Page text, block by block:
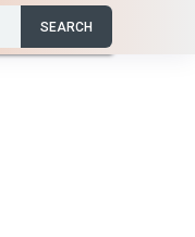
SEARCH